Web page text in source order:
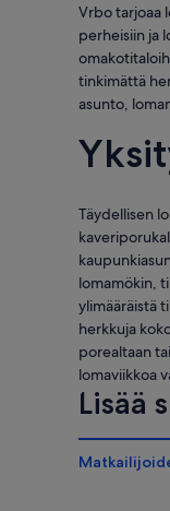
Vrbo tarjoaa
perheisiin ja
tinkimättä
asunto,
Täydellisen
lomamökin,
ylimääräistä
herkkuja
porealtaan
lomaviikkoa
Lisää